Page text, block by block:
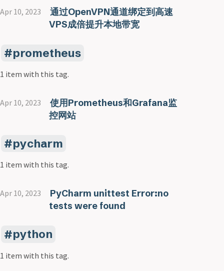
Apr 10, 2023
通过OpenVPN通道绑定到高速
VPS成倍提升本地带宽
prometheus
1 item with this tag.
Apr 10, 2023
使用Prometheus和Grafana监
控网站
pycharm
1 item with this tag.
Apr 10, 2023
PyCharm unittest Error:no
tests were found
python
1 item with this tag.